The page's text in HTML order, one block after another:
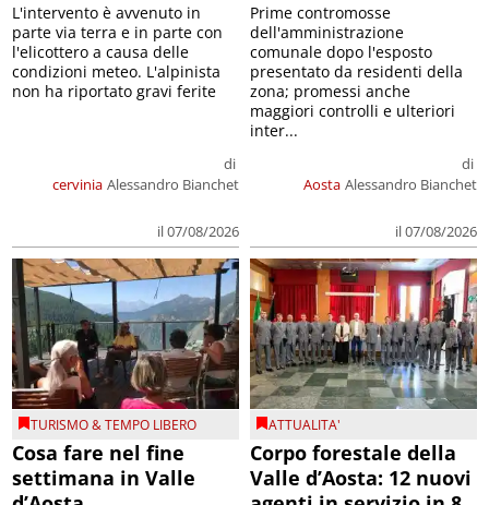
cervinia
di
Alessandro Bianchet
il 07/08/2026
L'intervento è avvenuto in
parte via terra e in parte con
l'elicottero a causa delle
condizioni meteo. L'alpinista
non ha riportato gravi ferite
Aosta
di
Alessandro Bianchet
il 07/08/2026
Prime contromosse
dell'amministrazione
comunale dopo l'esposto
presentato da residenti della
zona; promessi anche
maggiori controlli e ulteriori
inter...
TURISMO & TEMPO LIBERO
Cosa fare nel fine
settimana in Valle
ATTUALITA'
Corpo forestale della
Valle d’Aosta: 12 nuovi